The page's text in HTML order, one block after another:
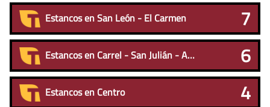
Estancos en San León - El Carmen 7
Estancos en Carrel - San Julián - Arrabal 6
Estancos en Centro 4